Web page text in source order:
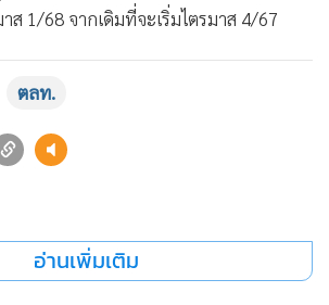
ส 1/68 จากเดิมที่จะเริ่มไตรมาส 4/67
ตลท.
อ่านเพิ่มเติม